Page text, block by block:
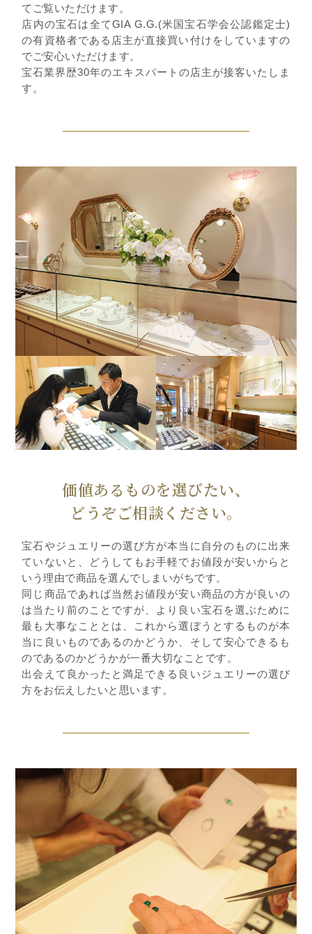
てご覧いただけます。
店内の宝石は全てGIA G.G.(米国宝石学会公認鑑定士)
の有資格者である店主が直接買い付けをしていますの
でご安心いただけます。
宝石業界歴30年のエキスパートの店主が接客いたしま
す。
価値あるものを選びたい、
どうぞご相談ください。
宝石やジュエリーの選び方が本当に自分のものに出来
ていないと、どうしてもお手軽でお値段が安いからと
いう理由で商品を選んでしまいがちです。
同じ商品であれば当然お値段が安い商品の方が良いの
は当たり前のことですが、より良い宝石を選ぶために
最も大事なこととは、これから選ぼうとするものが本
当に良いものであるのかどうか、そして安心できるも
のであるのかどうかが一番大切なことです。
出会えて良かったと満足できる良いジュエリーの選び
方をお伝えしたいと思います。